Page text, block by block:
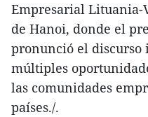
Empresarial
de Hanoi, donde el
pronunció el discurso
múltiples
las comunidades
países./.